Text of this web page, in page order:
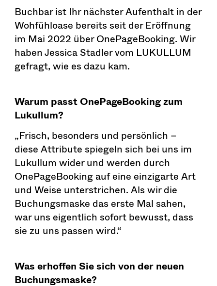
Buchbar ist Ihr nächster Aufenthalt in der
Wohfühloase bereits seit der Eröffnung
im Mai 2022 über OnePageBooking. Wir
haben Jessica Stadler vom LUKULLUM
gefragt, wie es dazu kam.
Warum passt OnePageBooking zum
Lukullum?
„Frisch, besonders und persönlich –
diese Attribute spiegeln sich bei uns im
Lukullum wider und werden durch
OnePageBooking auf eine einzigarte Art
und Weise unterstrichen. Als wir die
Buchungsmaske das erste Mal sahen,
war uns eigentlich sofort bewusst, dass
sie zu uns passen wird.“
Was erhoffen Sie sich von der neuen
Buchungsmaske?